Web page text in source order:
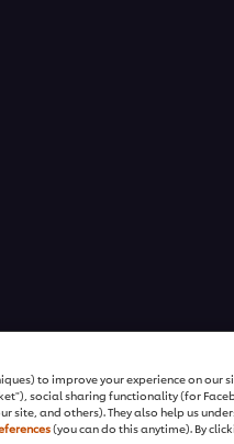
to improve your experience on our
social sharing functionality (for
site, and others). They also help us
(you can do this anytime). By